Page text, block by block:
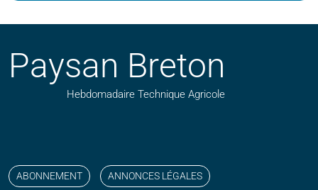
Paysan Breton
Hebdomadaire Technique Agricole
ABONNEMENT ANNONCES LÉGALES